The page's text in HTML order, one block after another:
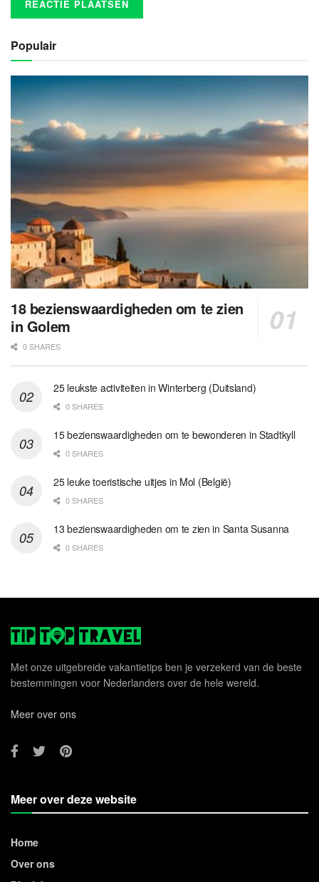
Populair
18 bezienswaardigheden om te zien
in Golem
0 SHARES
25 leukste activiteiten in Winterberg (Duitsland)
0 SHARES
15 bezienswaardigheden om te bewonderen in Stadtkyll
0 SHARES
25 leuke toeristische uitjes in Mol (België)
0 SHARES
13 bezienswaardigheden om te zien in Santa Susanna
0 SHARES
Met onze uitgebreide vakantietips ben je verzekerd van de beste
bestemmingen voor Nederlanders over de hele wereld.
Meer over ons
Meer over deze website
Home
Over ons